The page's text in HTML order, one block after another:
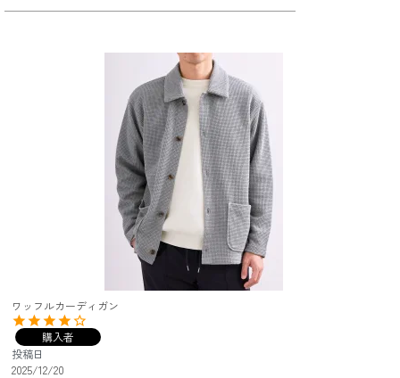
ワッフルカーディガン
購入者
投稿日
2025/12/20